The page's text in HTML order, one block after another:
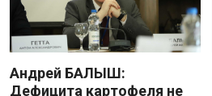
Андрей БАЛЫШ:
Дефицита картофеля не